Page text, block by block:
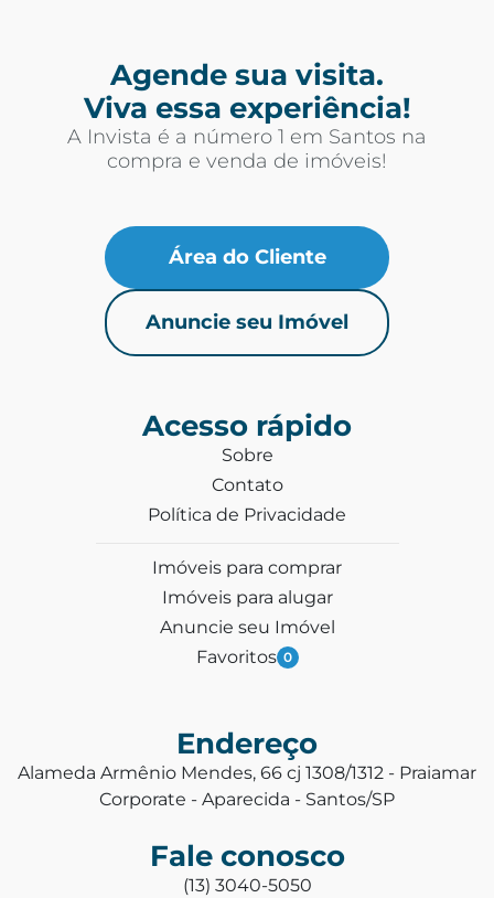
Agende sua visita.
Viva essa experiência!
A Invista é a número 1 em Santos na
compra e venda de imóveis!
Área do Cliente
Anuncie seu Imóvel
Acesso rápido
Sobre
Contato
Política de Privacidade
Imóveis para comprar
Imóveis para alugar
Anuncie seu Imóvel
Favoritos 0
Endereço
Alameda Armênio Mendes, 66 cj 1308/1312 - Praiamar
Corporate - Aparecida - Santos/SP
Fale conosco
(13) 3040-5050